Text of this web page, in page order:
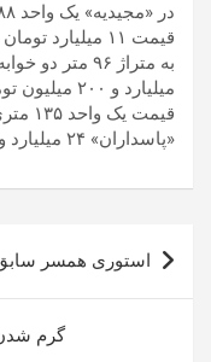
قیمت ۱۱
میلیارد و ۲۰۰ میلیون تومان در دسترس خریداران قرار دارد.
«پاسداران» ۲۴ میلیارد و ۵۰۰ میلیون تومان تعیین شده است.
راهبری
نوشته
استوری همسر
گرم